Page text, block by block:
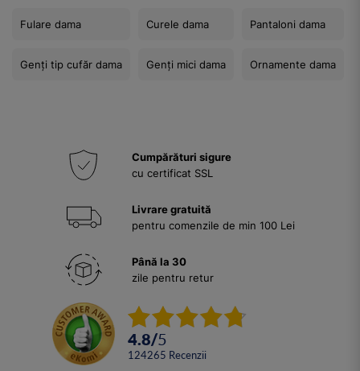
Fulare dama
Genți tip cufăr dama
Curele dama
Genți mici dama
Pantaloni dama
Ornamente dama
Cumpărături sigure
cu certificat SSL
Livrare gratuită
pentru comenzile de min 100 Lei
Până la 30
zile pentru retur
4.8/5
124265 Recenzii